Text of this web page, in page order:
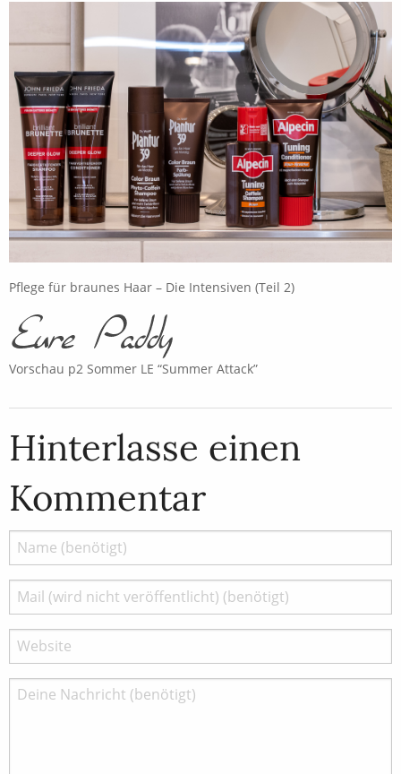
Pflege für braunes Haar – Die Intensiven (Teil 2)
Vorschau p2 Sommer LE “Summer Attack”
Hinterlasse einen
Kommentar